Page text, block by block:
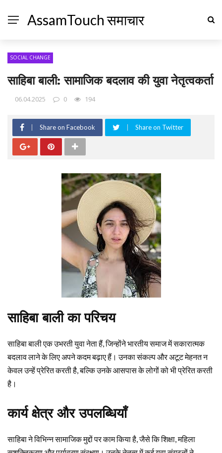
AssamTouch समाचार
SOCIAL CHANGE
साहिबा बाली: सामाजिक बदलाव की युवा नेतृत्वकर्ता
06.04.2025 0 194
Share on Facebook Share on Twitter
साहिबा बाली का परिचय
साहिबा बाली एक उभरती युवा नेता हैं, जिन्होंने भारतीय समाज में सकारात्मक
बदलाव लाने के लिए अपने कदम बढ़ाए हैं। उनका संकल्प और अटूट मेहनत न
केवल उन्हें प्रेरित करती है, बल्कि उनके आसपास के लोगों को भी प्रेरित करती
है।
कार्य क्षेत्र और उपलब्धियाँ
साहिबा ने विभिन्न सामाजिक मुद्दों पर काम किया है, जैसे कि शिक्षा, महिला